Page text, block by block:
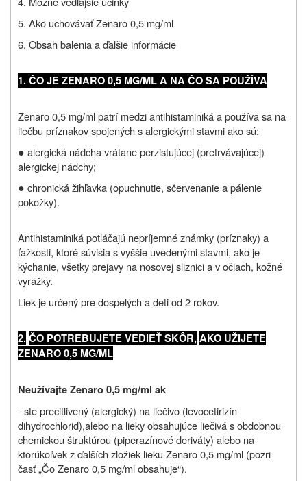
5. Ako uchovávať Zenaro 0,5 mg/ml
6. Obsah balenia a ďalšie informácie
1. ČO JE ZENARO 0,5 MG/ML A NA ČO SA POUŽÍVA
Zenaro 0,5 mg/ml patrí medzi antihistaminiká a používa sa na
liečbu príznakov spojených s alergickými stavmi ako sú:
● alergická nádchavrátane perzistujúcej (pretrvávajúcej)
alergickej nádchy;
● chronická žihľavka (opuchnutie, sčervenanie a pálenie
pokožky).
Antihistaminiká potláčajú nepríjemné známky (príznaky) a
ťažkosti, ktoré súvisia s vyššie uvedenými stavmi, ako je
kýchanie, všetky prejavy na nosovej sliznici a v očiach, kožné
vyrážky.
Liek je určený pre dospelých a deti od 2 rokov.
2.ČO POTREBUJETE VEDIEŤ SKÔR,AKO UŽIJETE
ZENARO 0,5 MG/ML
Neužívajte Zenaro 0,5 mg/ml ak
- ste precitlivený (alergický) na liečivo (levocetirizín
dihydrochlorid),alebo na lieky obsahujúce liečivá s obdobnou
chemickou štruktúrou (piperazínové deriváty) alebo na
ktorúkoľvek z ďalších zložiek lieku Zenaro 0,5 mg/ml (pozri
časť „Čo Zenaro 0,5 mg/ml obsahuje“).